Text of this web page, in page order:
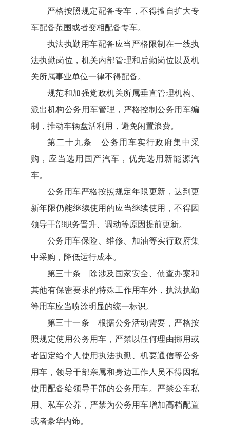
严格按照规定配备专车，不得擅自扩大专
车配备范围或者变相配备专车。
执法执勤用车配备应当严格限制在一线执
法执勤岗位，机关内部管理和后勤岗位以及机
关所属事业单位一律不得配备。
规范和加强党政机关所属垂直管理机构、
派出机构公务用车管理，严格控制公务用车编
制，推动车辆盘活利用，避免闲置浪费。
第二十九条 公务用车实行政府集中采
购，应当选用国产汽车，优先选用新能源汽
车。
公务用车严格按照规定年限更新，达到更
新年限仍能继续使用的应当继续使用，不得因
领导干部职务晋升、调动等原因提前更新。
公务用车保险、维修、加油等实行政府集
中采购，降低运行成本。
第三十条 除涉及国家安全、侦查办案和
其他有保密要求的特殊工作用车外，执法执勤
等用车应当喷涂明显的统一标识。
第三十一条 根据公务活动需要，严格按
照规定使用公务用车，严禁以任何理由挪用或
者固定给个人使用执法执勤、机要通信等公务
用车，领导干部亲属和身边工作人员不得因私
使用配备给领导干部的公务用车。严禁公车私
用、私车公养，严禁为公务用车增加高档配置
或者豪华内饰。